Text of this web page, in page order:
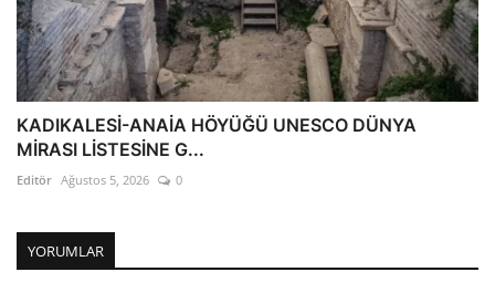
KADIKALESİ-ANAİA HÖYÜĞÜ UNESCO DÜNYA
MİRASI LİSTESİNE G...
Editör Ağustos 5, 2026 0
YORUMLAR